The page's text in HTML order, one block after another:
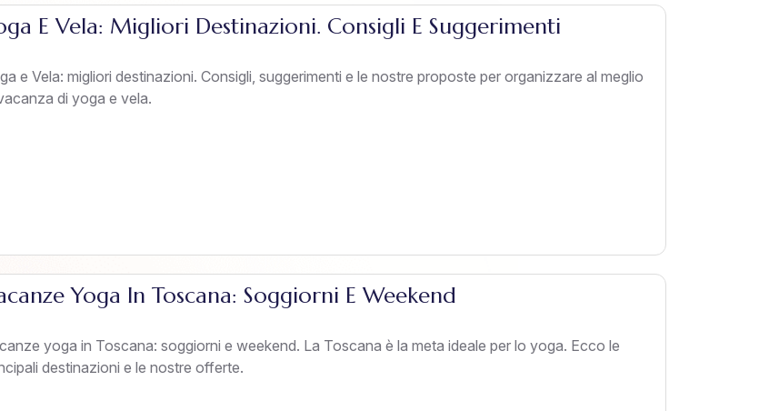
E Vela: Migliori Destinazioni. Consigli E Suggerimenti
e Vela: migliori destinazioni. Consigli, suggerimenti e le nostre proposte per organizzare al meglio
di yoga e vela.
Yoga In Toscana: Soggiorni E Weekend
yoga in Toscana: soggiorni e weekend. La Toscana è la meta ideale per lo yoga. Ecco le
destinazioni e le nostre offerte.